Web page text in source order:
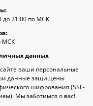
до 21:00 по МСК
МСК
данных
ваши персональные
данные защищены
шифрования (SSL-
Мы заботимся о вас!